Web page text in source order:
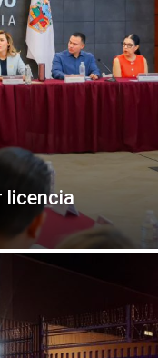
licencia